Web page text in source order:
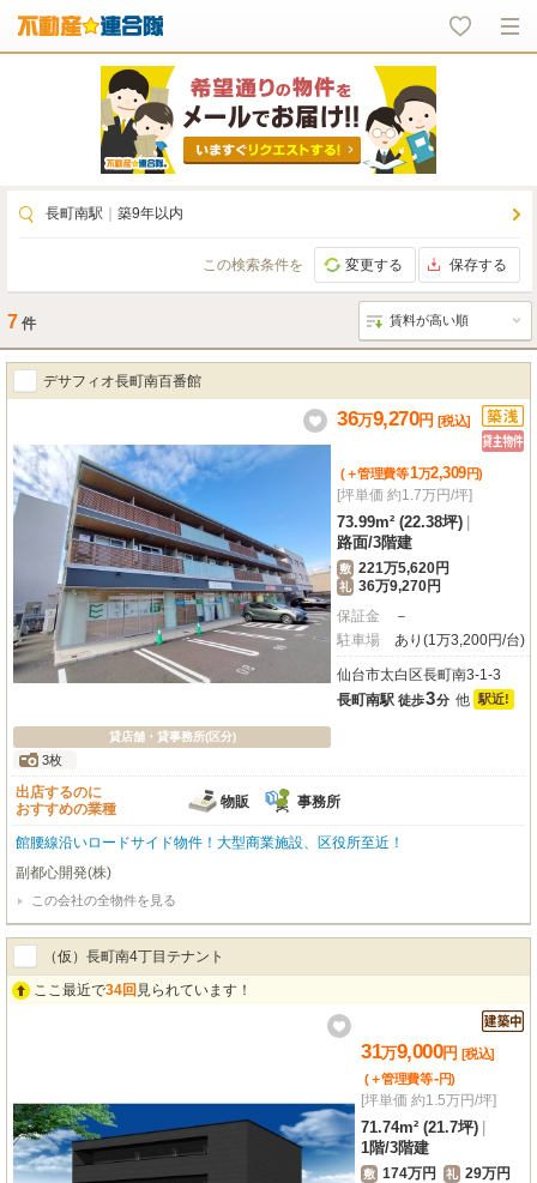
長町南駅 築9年以内
この検索条件を 変更する 保存する
7 件
デサフィオ長町南百番館
貸店舗・貸事務所(区分)
3枚
36万9,270円 [税込]
(＋管理費等1万2,309円)
[坪単価 約1.7万円/坪]
73.99m² (22.38坪)
路面/3階建
敷 221万5,620円
礼 36万9,270円
保証金
－
駐車場
あり(1万3,200円/台)
仙台市太白区長町南3-1-3
長町南駅 徒歩3分 他 駅近!
出店するのに
おすすめの業種
物販 事務所
館腰線沿いロードサイド物件！大型商業施設、区役所至近！
副都心開発(株)
この会社の全物件を見る
（仮）長町南4丁目テナント
ここ最近で34回 見られています！
31万9,000円 [税込]
(＋管理費等-円)
[坪単価 約1.5万円/坪]
71.74m² (21.7坪)
1階/3階建
敷 174万円 礼 29万円